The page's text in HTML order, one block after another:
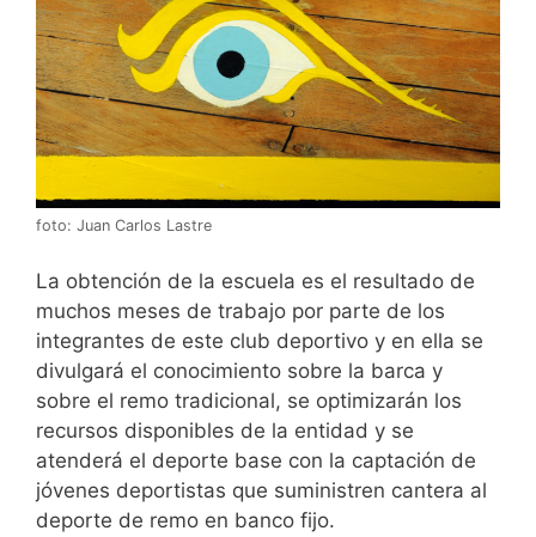
foto: Juan Carlos Lastre
La obtención de la escuela es el resultado de
muchos meses de trabajo por parte de los
integrantes de este club deportivo y en ella se
divulgará el conocimiento sobre la barca y
sobre el remo tradicional, se optimizarán los
recursos disponibles de la entidad y se
atenderá el deporte base con la captación de
jóvenes deportistas que suministren cantera al
deporte de remo en banco fijo.